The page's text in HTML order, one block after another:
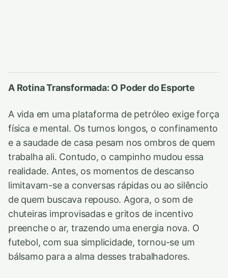
A Rotina Transformada: O Poder do Esporte
A vida em uma plataforma de petróleo exige força
física e mental. Os turnos longos, o confinamento
e a saudade de casa pesam nos ombros de quem
trabalha ali. Contudo, o campinho mudou essa
realidade. Antes, os momentos de descanso
limitavam-se a conversas rápidas ou ao silêncio
de quem buscava repouso. Agora, o som de
chuteiras improvisadas e gritos de incentivo
preenche o ar, trazendo uma energia nova. O
futebol, com sua simplicidade, tornou-se um
bálsamo para a alma desses trabalhadores.